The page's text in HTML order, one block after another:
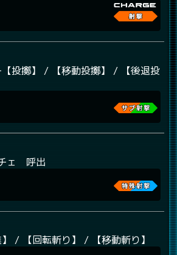
投擲】 / 【移動投擲】 / 【後退投
ェ 呼出
/ 【回転斬り】 / 【移動斬り】